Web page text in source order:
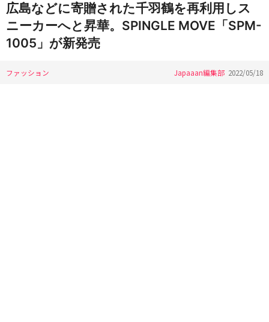
広島などに寄贈された千羽鶴を再利用しス
ニーカーへと昇華。SPINGLE MOVE「SPM-
1005」が新発売
ファッション Japaaan編集部 2022/05/18